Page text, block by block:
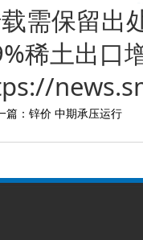
需保留出
稀土出口
篇：锌价 中期承压运行